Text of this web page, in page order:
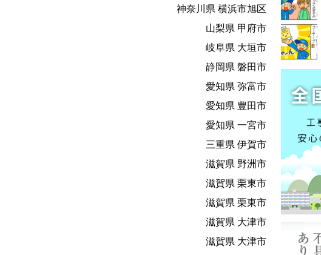
神奈川県 横浜市旭区
山梨県 甲府市
岐阜県 大垣市
静岡県 磐田市
愛知県 弥富市
愛知県 豊田市
愛知県 一宮市
三重県 伊賀市
滋賀県 野洲市
滋賀県 栗東市
滋賀県 栗東市
滋賀県 大津市
滋賀県 大津市